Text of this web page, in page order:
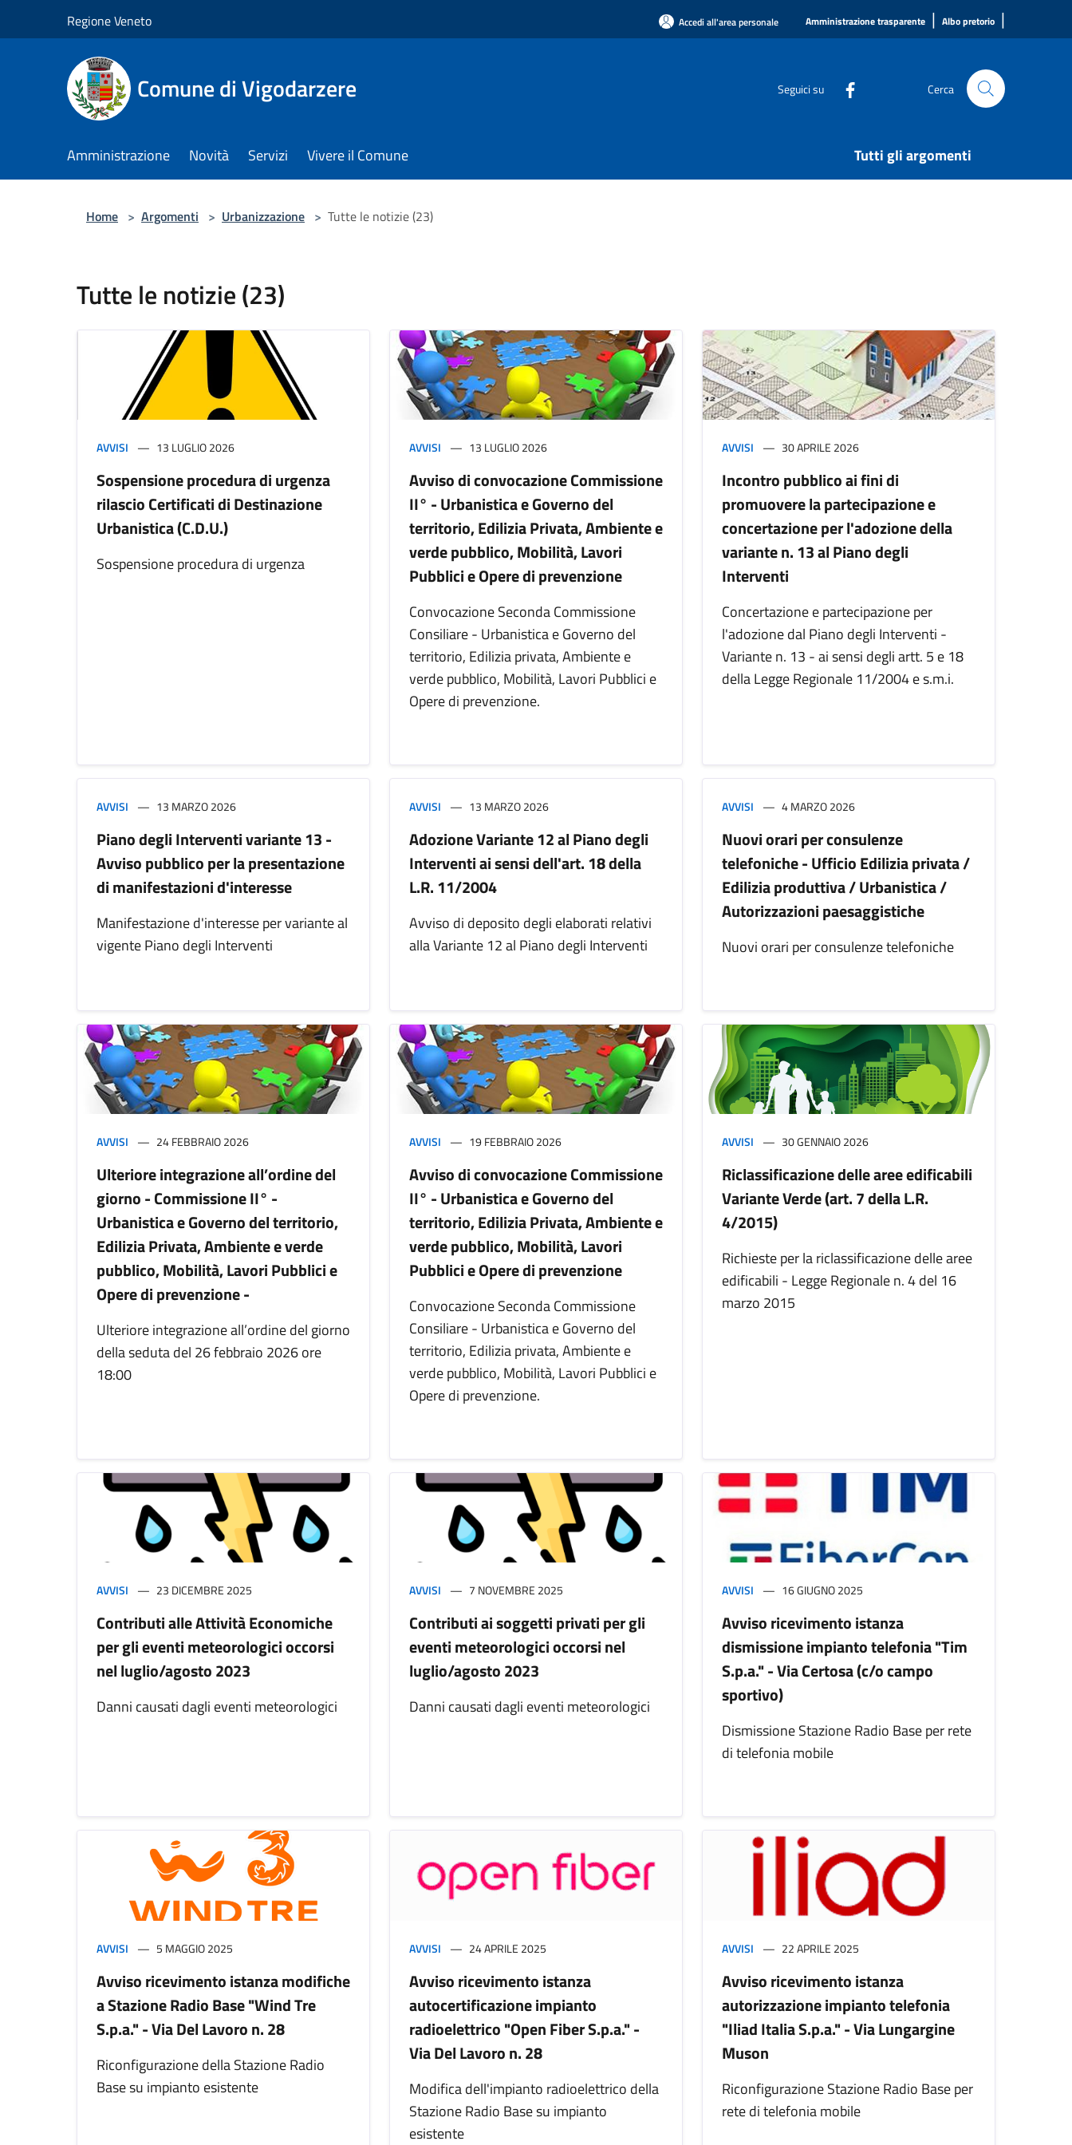
Regione Veneto Accedi all'area personale Amministrazione trasparente | Albo pretorio |
Comune di Vigodarzere Seguici su Cerca
Amministrazione Novità Servizi Vivere il Comune Tutti gli argomenti
Home > Argomenti > Urbanizzazione > Tutte le notizie (23)
Tutte le notizie (23)
AVVISI 13 LUGLIO 2026
Sospensione procedura di urgenza
rilascio Certificati di Destinazione
Urbanistica (C.D.U.)
Sospensione procedura di urgenza
AVVISI 13 LUGLIO 2026
Avviso di convocazione Commissione
II° - Urbanistica e Governo del
territorio, Edilizia Privata, Ambiente e
verde pubblico, Mobilità, Lavori
Pubblici e Opere di prevenzione
Convocazione Seconda Commissione
Consiliare - Urbanistica e Governo del
territorio, Edilizia privata, Ambiente e
verde pubblico, Mobilità, Lavori Pubblici e
Opere di prevenzione.
AVVISI 30 APRILE 2026
Incontro pubblico ai fini di
promuovere la partecipazione e
concertazione per l'adozione della
variante n. 13 al Piano degli
Interventi
Concertazione e partecipazione per
l'adozione dal Piano degli Interventi -
Variante n. 13 - ai sensi degli artt. 5 e 18
della Legge Regionale 11/2004 e s.m.i.
AVVISI 13 MARZO 2026
Piano degli Interventi variante 13 -
Avviso pubblico per la presentazione
di manifestazioni d'interesse
Manifestazione d'interesse per variante al
vigente Piano degli Interventi
AVVISI 13 MARZO 2026
Adozione Variante 12 al Piano degli
Interventi ai sensi dell'art. 18 della
L.R. 11/2004
Avviso di deposito degli elaborati relativi
alla Variante 12 al Piano degli Interventi
AVVISI 4 MARZO 2026
Nuovi orari per consulenze
telefoniche - Ufficio Edilizia privata /
Edilizia produttiva / Urbanistica /
Autorizzazioni paesaggistiche
Nuovi orari per consulenze telefoniche
AVVISI 24 FEBBRAIO 2026
Ulteriore integrazione all’ordine del
giorno - Commissione II° -
Urbanistica e Governo del territorio,
Edilizia Privata, Ambiente e verde
pubblico, Mobilità, Lavori Pubblici e
Opere di prevenzione -
Ulteriore integrazione all’ordine del giorno
della seduta del 26 febbraio 2026 ore
18:00
AVVISI 19 FEBBRAIO 2026
Avviso di convocazione Commissione
II° - Urbanistica e Governo del
territorio, Edilizia Privata, Ambiente e
verde pubblico, Mobilità, Lavori
Pubblici e Opere di prevenzione
Convocazione Seconda Commissione
Consiliare - Urbanistica e Governo del
territorio, Edilizia privata, Ambiente e
verde pubblico, Mobilità, Lavori Pubblici e
Opere di prevenzione.
AVVISI 30 GENNAIO 2026
Riclassificazione delle aree edificabili
Variante Verde (art. 7 della L.R.
4/2015)
Richieste per la riclassificazione delle aree
edificabili - Legge Regionale n. 4 del 16
marzo 2015
AVVISI 23 DICEMBRE 2025
Contributi alle Attività Economiche
per gli eventi meteorologici occorsi
nel luglio/agosto 2023
Danni causati dagli eventi meteorologici
AVVISI 7 NOVEMBRE 2025
Contributi ai soggetti privati per gli
eventi meteorologici occorsi nel
luglio/agosto 2023
Danni causati dagli eventi meteorologici
AVVISI 16 GIUGNO 2025
Avviso ricevimento istanza
dismissione impianto telefonia "Tim
S.p.a." - Via Certosa (c/o campo
sportivo)
Dismissione Stazione Radio Base per rete
di telefonia mobile
AVVISI 5 MAGGIO 2025
Avviso ricevimento istanza modifiche
a Stazione Radio Base "Wind Tre
S.p.a." - Via Del Lavoro n. 28
Riconfigurazione della Stazione Radio
Base su impianto esistente
AVVISI 24 APRILE 2025
Avviso ricevimento istanza
autocertificazione impianto
radioelettrico "Open Fiber S.p.a." -
Via Del Lavoro n. 28
Modifica dell'impianto radioelettrico della
Stazione Radio Base su impianto
esistente
AVVISI 22 APRILE 2025
Avviso ricevimento istanza
autorizzazione impianto telefonia
"Iliad Italia S.p.a." - Via Lungargine
Muson
Riconfigurazione Stazione Radio Base per
rete di telefonia mobile